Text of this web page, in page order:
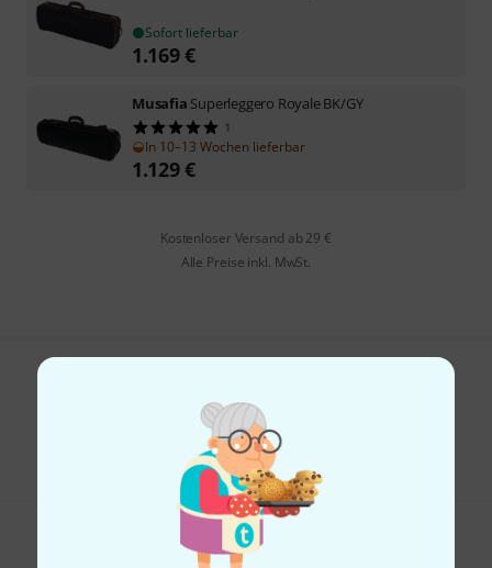
Sofort lieferbar
1.169€
Musafia Superleggero Royale BK/GY
1
In 10–13 Wochen lieferbar
1.129€
Kostenloser Versand ab 29 €
Alle Preise inkl. MwSt.
Hilfe & Feedback